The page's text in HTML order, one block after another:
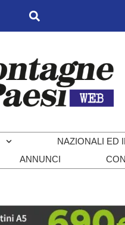
NAZIONALI ED
ANNUNCI